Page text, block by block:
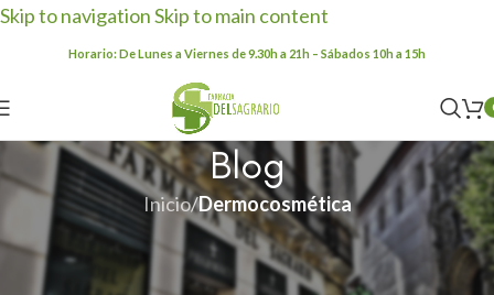
Skip to navigationSkip to main content
Horario: De Lunes a Viernes de 9.30h a 21h – Sábados 10h a 15h
Blog
Inicio/Dermocosmética
DERMOCOSMÉTICA,GUÍAS DE COMPRA
Mejores after sun: Cremas para